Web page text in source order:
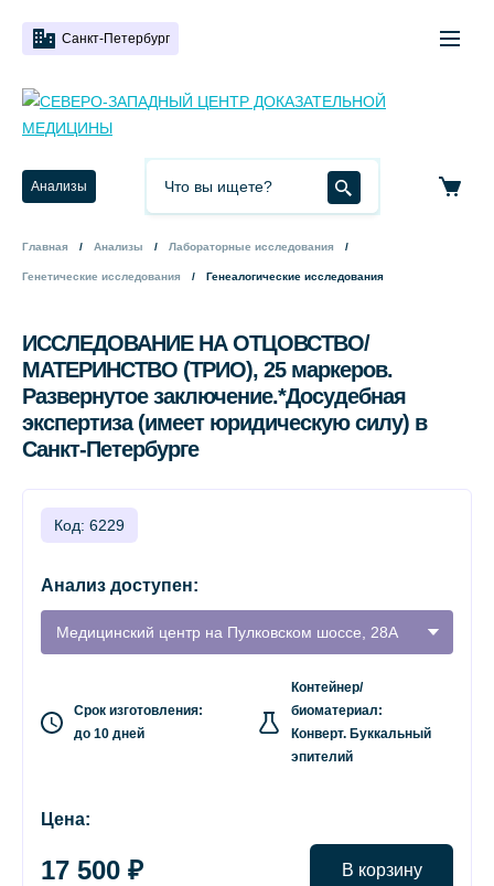
Санкт-Петербург
Анализы
Главная Анализы Лабораторные исследования
Генетические исследования Генеалогические исследования
ИССЛЕДОВАНИЕ НА ОТЦОВСТВО/
МАТЕРИНСТВО (ТРИО), 25 маркеров.
Развернутое заключение.*Досудебная
экспертиза (имеет юридическую силу) в
Санкт-Петербурге
Код: 6229
Анализ доступен:
Медицинский центр на Пулковском шоссе, 28А
Срок изготовления:
до 10 дней
Контейнер/
биоматериал:
Конверт. Буккальный
эпителий
Цена:
17 500 ₽ В корзину